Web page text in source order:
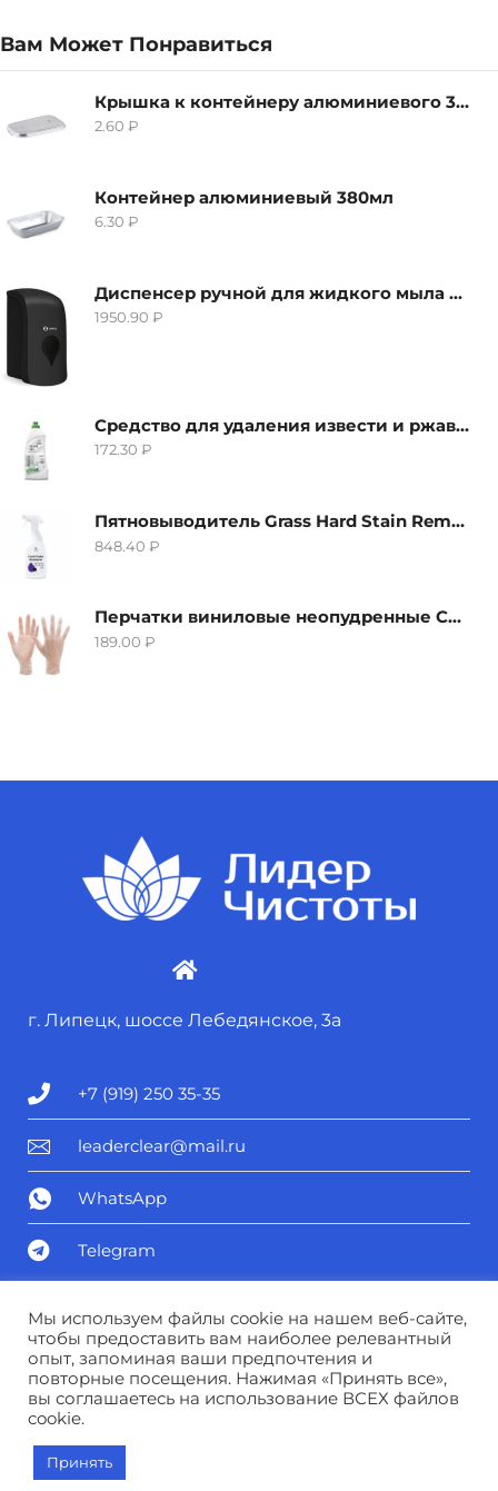
Вам Может Понравиться
Крышка к контейнеру алюминиевого 380мл
2.60 ₽
Контейнер алюминиевый 380мл
6.30 ₽
Диспенсер ручной для жидкого мыла Grass IT-0638, черный
1950.90 ₽
Средство для удаления извести и ржавчины Grass Gloss-Gel, 500мл
172.30 ₽
Пятновыводитель Grass Hard Stain Remover, 600мл
848.40 ₽
Перчатки виниловые неопудренные CTP-BS, размер S
189.00 ₽
г. Липецк, шоссе Лебедянское, 3а
+7 (919) 250 35-35
leaderclear@mail.ru
WhatsApp
Telegram
Политика конфиденциальности
Соглашение о персональных данных
Мы используем файлы cookie на нашем веб-сайте,
чтобы предоставить вам наиболее релевантный
опыт, запоминая ваши предпочтения и
повторные посещения. Нажимая «Принять все»,
вы соглашаетесь на использование ВСЕХ файлов
cookie.
Принять